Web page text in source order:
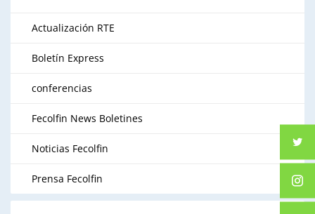
Actualización RTE
Boletín Express
conferencias
Fecolfin News Boletines
Noticias Fecolfin
Prensa Fecolfin